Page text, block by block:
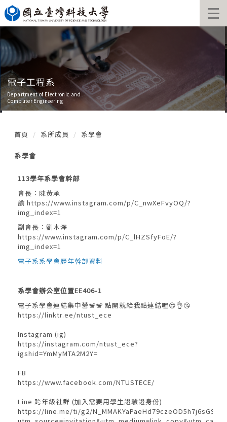
跳
到
主
內
容
區
電子工程系
Department of Electronic and
Computer Engineering
首頁 系所成員 系學會
系學會
113學年系學會幹部
會長：陳黃承
諭 https://www.instagram.com/p/C_nwXeFvyOQ/?
img_index=1
副會長：劉本澤
https://www.instagram.com/p/C_lHZSfyFoE/?
img_index=1
電子系系學會歷年幹部資料
系學會辦公室位置EE406-1
電子系學會連結集中營🐒🐒 點開就給我點連結喔😍👌😘
https://linktr.ee/ntust_ece
Instagram (ig)
https://instagram.com/ntust_ece?
igshid=YmMyMTA2M2Y=
FB
https://www.facebook.com/NTUSTECE/
Line 跨年級社群 (加入需要用學生證驗證身份)
https://line.me/ti/g2/